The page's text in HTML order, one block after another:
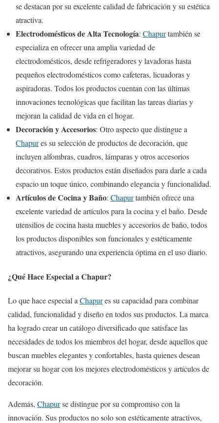
se destacan por su excelente calidad de fabricación y su estética
atractiva.
Electrodomésticos de Alta Tecnología: Chapurtambién se
especializa en ofrecer una amplia variedad de
electrodomésticos, desde refrigeradores y lavadoras hasta
pequeños electrodomésticos como cafeteras, licuadoras y
aspiradoras. Todos los productos cuentan con las últimas
innovaciones tecnológicas que facilitan las tareas diarias y
mejoran la calidad de vida en el hogar.
Decoración y Accesorios: Otro aspecto que distingue a
Chapures su selección de productos de decoración, que
incluyen alfombras, cuadros, lámparas y otros accesorios
decorativos. Estos productos están diseñados para darle a cada
espacio un toque único, combinando elegancia y funcionalidad.
Artículos de Cocina y Baño: Chapurtambién ofrece una
excelente variedad de artículos para la cocina y el baño. Desde
utensilios de cocina hasta muebles y accesorios de baño, todos
los productos disponibles son funcionales y estéticamente
atractivos, asegurando una experiencia óptima en el uso diario.
¿Qué Hace Especial a Chapur?
Lo que hace especial a Chapures su capacidad para combinar
calidad, funcionalidad y diseño en todos sus productos. La marca
ha logrado crear un catálogo diversificado que satisface las
necesidades de todos los miembros del hogar, desde aquellos que
buscan muebles elegantes y confortables, hasta quienes desean
mejorar su hogar con los mejores electrodomésticos y artículos de
decoración.
Además, Chapurse distingue por su compromiso con la
innovación. Sus productos no solo son estéticamente atractivos,